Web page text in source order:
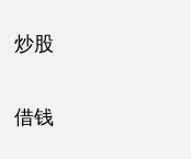
炒股
借钱